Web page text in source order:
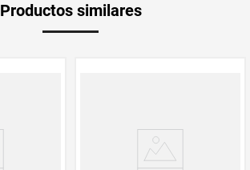
Productos similares